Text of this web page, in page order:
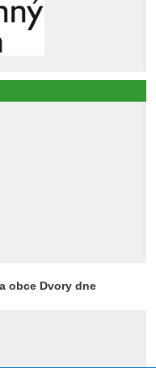
obce Dvory dne